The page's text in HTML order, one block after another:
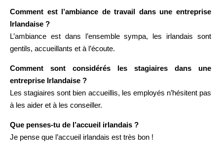
Comment est l’ambiance de travail dans une entreprise
Irlandaise ?
L’ambiance est dans l’ensemble sympa, les irlandais sont
gentils, accueillants et à l’écoute.
Comment sont considérés les stagiaires dans une
entreprise Irlandaise ?
Les stagiaires sont bien accueillis, les employés n’hésitent pas
à les aider et à les conseiller.
Que penses-tu de l’accueil irlandais ?
Je pense que l’accueil irlandais est très bon !